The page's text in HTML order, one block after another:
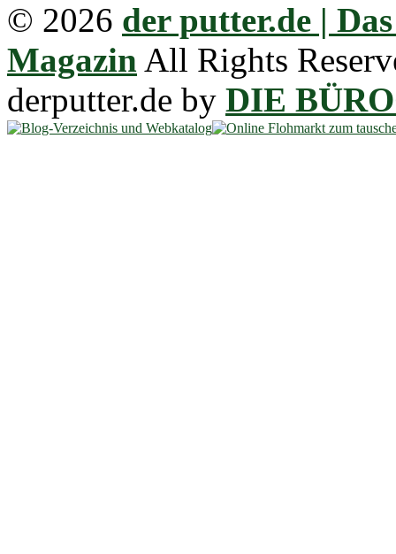
© 2026 der putter.de |
Magazin All Rights
derputter.de by DIE